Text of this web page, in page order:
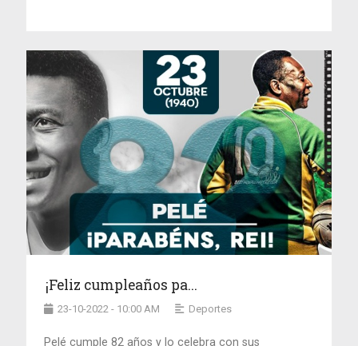
¡Feliz cumpleaños pa...
23-10-2022 - 10:00 AM Deportes
Pelé cumple 82 años y lo celebra con sus